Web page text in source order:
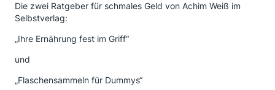
Die zwei Ratgeber für schmales Geld von Achim Weiß im
Selbstverlag:
„Ihre Ernährung fest im Griff“
und
„Flaschensammeln für Dummys“